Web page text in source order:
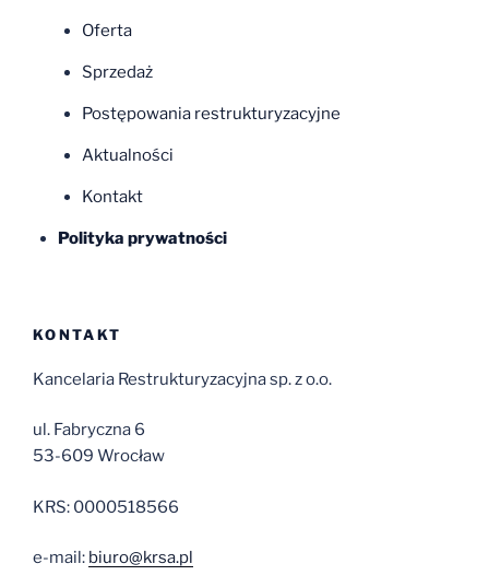
Oferta
Sprzedaż
Postępowania restrukturyzacyjne
Aktualności
Kontakt
Polityka prywatności
KONTAKT
Kancelaria Restrukturyzacyjna sp. z o.o.
ul. Fabryczna 6
53-609 Wrocław
KRS: 0000518566
e-mail: biuro@krsa.pl